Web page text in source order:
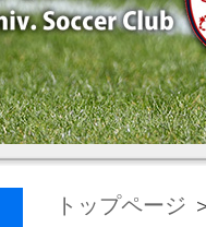
トップページ